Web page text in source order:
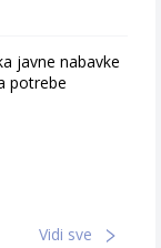
javne nabavke
potrebe
Vidi sve